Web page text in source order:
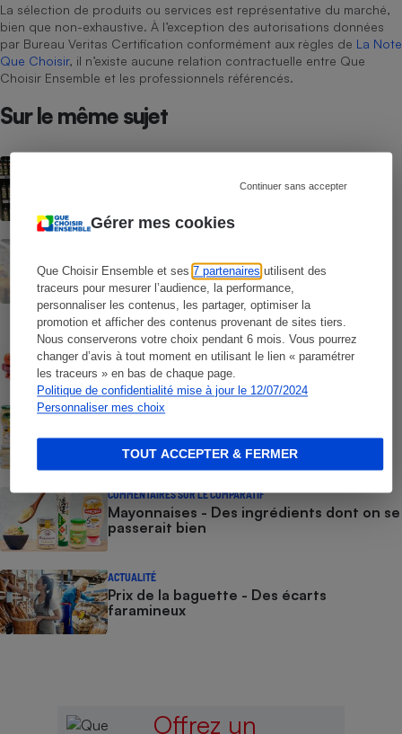
Gérer mes cookies
Que Choisir Ensemble et ses7 partenaires utilisent des
traceurs pour mesurer l’audience, la performance,
personnaliser les contenus, les partager, optimiser la
promotion et afficher des contenus provenant de sites tiers.
Nous conserverons votre choix pendant 6 mois. Vous pourrez
changer d’avis à tout moment en utilisant le lien « paramétrer
les traceurs » en bas de chaque page.
Politique de confidentialité mise à jour le 12/07/2024
Personnaliser mes choix
Continuer sans accepter
TOUT ACCEPTER & FERMER
La sélection de produits ou services est représentative du marché,
bien que non-exhaustive. À l’exception des autorisations données
par Bureau Veritas Certification conformément aux règles de La Note
Que Choisir, il n’existe aucune relation contractuelle entre Que
Choisir Ensemble et les professionnels référencés.
Sur le même sujet
Huiles d’olive : chères malgré de
Rappel Lidl : des œufs contaminés par la
salmonelle
CONSEILS
Pesticides - Bien choisir ses fruits et
légumes d’été
COMMENT NOUS TESTONS
COMMENTAIRES SUR LE COMPARATIF
Mayonnaises - Des ingrédients dont on se
passerait bien
ACTUALITÉ
Prix de la baguette - Des écarts
faramineux
Offrez un